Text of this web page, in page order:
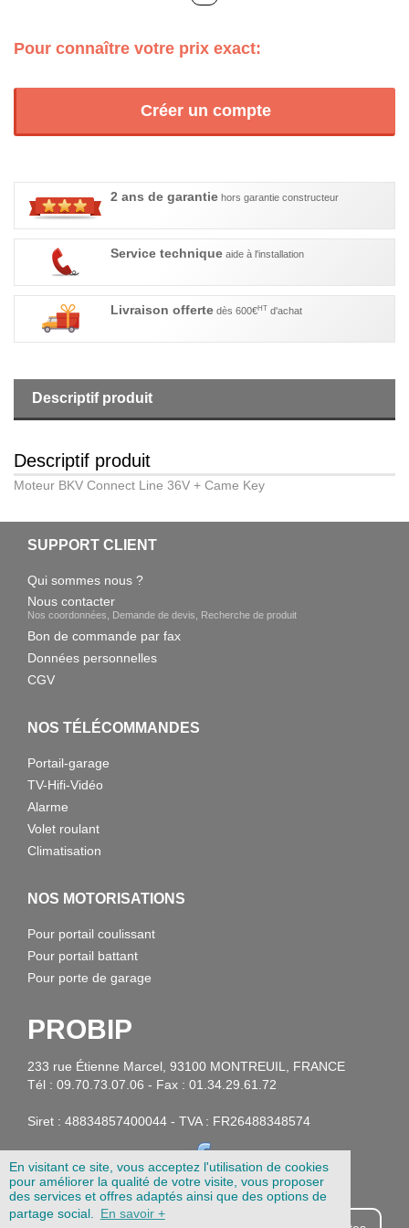
En visitant ce site, vous acceptez l'utilisation de cookies
pour améliorer la qualité de votre visite, vous proposer
des services et offres adaptés ainsi que des options de
partage social.
En savoir +
Pour connaître votre prix exact:
Créer un compte
2 ans de garantie hors garantie constructeur
Service technique aide à l'installation
Livraison offerte dès 600€HT d'achat
Descriptif produit
Descriptif produit
Moteur BKV Connect Line 36V + Came Key
SUPPORT CLIENT
Qui sommes nous ?
Nous contacter
Nos coordonnées, Demande de devis, Recherche de produit
Bon de commande par fax
Données personnelles
CGV
NOS TÉLÉCOMMANDES
Portail-garage
TV-Hifi-Vidéo
Alarme
Volet roulant
Climatisation
NOS MOTORISATIONS
Pour portail coulissant
Pour portail battant
Pour porte de garage
PROBIP
233 rue Étienne Marcel, 93100 MONTREUIL, FRANCE
Tél : 09.70.73.07.06 - Fax : 01.34.29.61.72
Siret : 48834857400044 - TVA : FR26488348574